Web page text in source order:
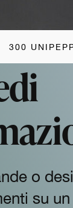
300
o
su